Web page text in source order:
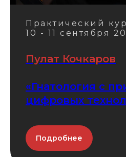
Практический
10 - 11 сентября
Пулат Кочкаров
«Гнатология с
цифровых
Подробнее